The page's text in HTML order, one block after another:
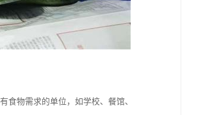
食物需求的单位，如学校、餐馆、